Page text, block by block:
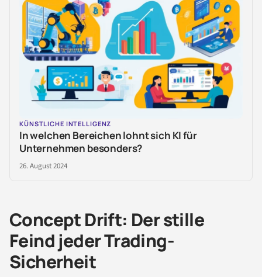
KÜNSTLICHE INTELLIGENZ
In welchen Bereichen lohnt sich KI für
Unternehmen besonders?
26. August 2024
Concept Drift: Der stille
Feind jeder Trading-
Sicherheit